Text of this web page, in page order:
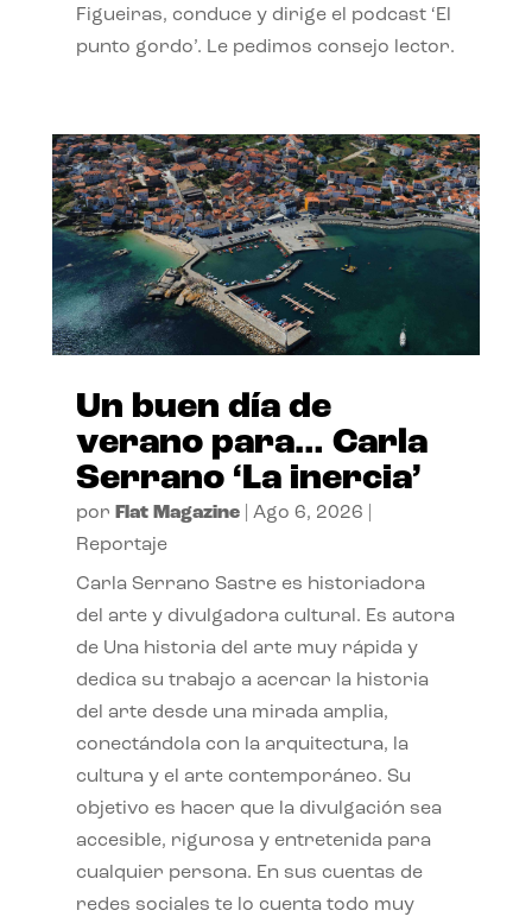
Figueiras, conduce y dirige el podcast ‘El
punto gordo’. Le pedimos consejo lector.
Un buen día de
verano para… Carla
Serrano ‘La inercia’
por Flat Magazine| Ago 6, 2026
Reportaje
Carla Serrano Sastre es historiadora
del arte y divulgadora cultural. Es autora
de Una historia del arte muy rápida y
dedica su trabajo a acercar la historia
del arte desde una mirada amplia,
conectándola con la arquitectura, la
cultura y el arte contemporáneo. Su
objetivo es hacer que la divulgación sea
accesible, rigurosa y entretenida para
cualquier persona. En sus cuentas de
redes sociales te lo cuenta todo muy